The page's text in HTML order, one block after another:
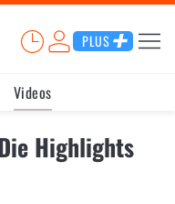
PLUS
Videos
Highlights